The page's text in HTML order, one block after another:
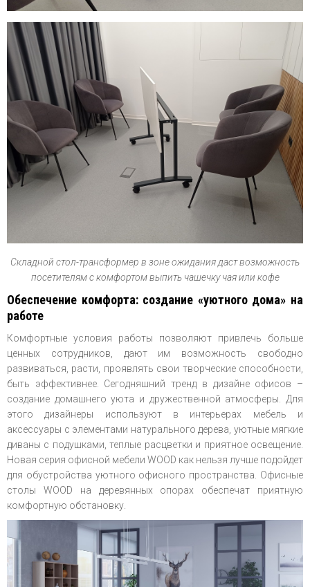
Складной стол-трансформер в зоне ожидания даст возможность
посетителям с комфортом выпить чашечку чая или кофе
Обеспечение комфорта: создание «уютного дома» на
работе
Комфортные условия работы позволяют привлечь больше
ценных сотрудников, дают им возможность свободно
развиваться, расти, проявлять свои творческие способности,
быть эффективнее. Сегодняшний тренд в дизайне офисов –
создание домашнего уюта и дружественной атмосферы. Для
этого дизайнеры используют в интерьерах мебель и
аксессуары с элементами натурального дерева, уютные мягкие
диваны с подушками, теплые расцветки и приятное освещение.
Новая серия офисной мебели WOOD как нельзя лучше подойдет
для обустройства уютного офисного пространства. Офисные
столы WOOD на деревянных опорах обеспечат приятную
комфортную обстановку.